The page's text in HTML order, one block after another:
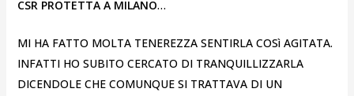
CSR PROTETTA A MILANO…
MI HA FATTO MOLTA TENEREZZA SENTIRLA COSì AGITATA.
INFATTI HO SUBITO CERCATO DI TRANQUILLIZZARLA
DICENDOLE CHE COMUNQUE SI TRATTAVA DI UN